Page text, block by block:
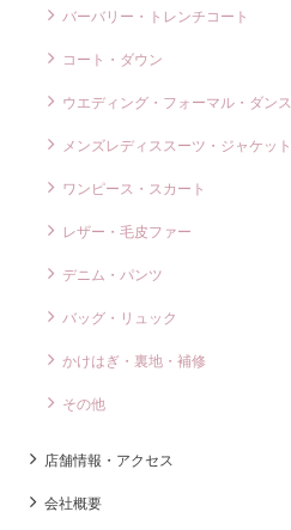
バーバリー・トレンチコート
コート・ダウン
ウエディング・フォーマル・ダンス
メンズレディススーツ・ジャケット
ワンピース・スカート
レザー・毛皮ファー
デニム・パンツ
バッグ・リュック
かけはぎ・裏地・補修
その他
店舗情報・アクセス
会社概要